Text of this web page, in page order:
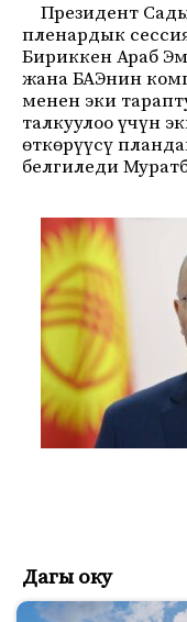
Президент
пленардык
Бириккен Араб
жана БАЭнин
менен эки
талкуулоо үчүн
өткөрүүсү
белгиледи
Дагы оку